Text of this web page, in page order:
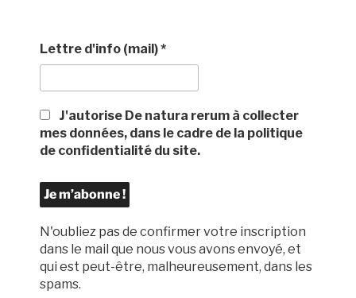
Lettre d'info (mail)*
J'autorise De natura rerum à collecter
mes données, dans le cadre de la politique
de confidentialité du site.
N'oubliez pas de confirmer votre inscription
dans le mail que nous vous avons envoyé, et
qui est peut-être, malheureusement, dans les
spams.